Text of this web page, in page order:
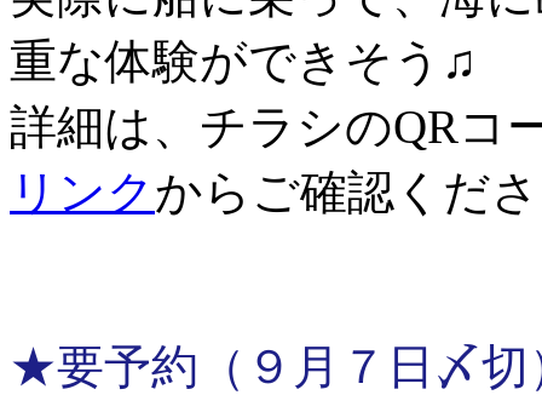
重な体験ができそう♫
詳細は、チラシのQRコ
リンクからご確認くだ
★要予約（９月７日〆切